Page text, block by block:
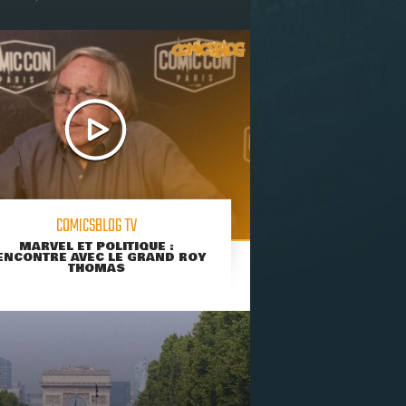
COMICSBLOG TV
MARVEL ET POLITIQUE :
AVEC LE GRAND ROY
THOMAS